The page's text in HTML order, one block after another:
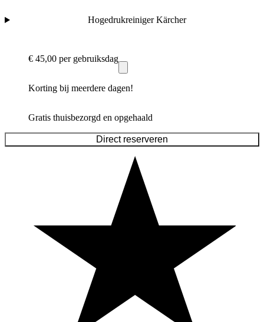
Hogedrukreiniger Kärcher
€ 45,00 per gebruiksdag
Korting bij meerdere dagen!
Gratis thuisbezorgd en opgehaald
Direct reserveren